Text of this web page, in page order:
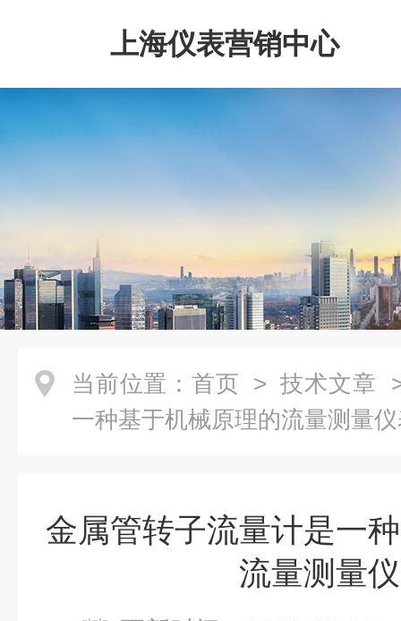
上海仪表营销中心
当前位置： 首页 > 技术文章
一种基于机械原理的流量测量
金属管转子流量计是一
流量测量